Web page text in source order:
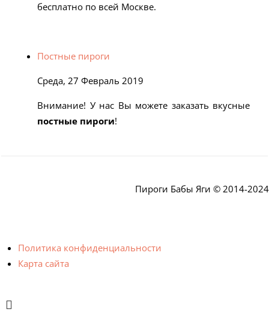
бесплатно по всей Москве.
Постные пироги
Среда, 27 Февраль 2019
Внимание! У нас Вы можете заказать вкусные
постные пироги!
Пироги Бабы Яги © 2014-2024
Политика конфиденциальности
Карта сайта